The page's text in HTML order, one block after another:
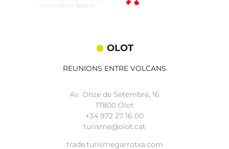
OLOT
REUNIONS ENTRE VOLCANS
Av. Onze de Setembre, 16
17800 Olot
+34 972 27 16 00
turisme@olot.cat
trade.turismegarrotxa.com